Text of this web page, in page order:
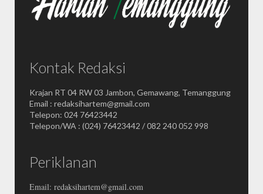
Kontak Redaksi
Krajan RT 04 RW 03 Jambon, Gemawang, Temanggung
Email : redaksihartem@gmail.com
Telepon: 024 76423442
Telepon/WA : (024) 76423442 / 082 240 052 998
Periklanan
Email: redaksihartem@gmail.com